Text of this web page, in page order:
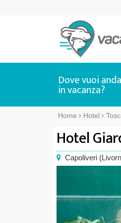
Dove vuoi
in vacanza?
Home Hotel
Hotel
Capoliveri (